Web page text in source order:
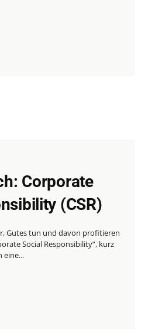
Corporate
(CSR)
Gutes tun und davon profitieren
Social Responsibility“, kurz
eine...